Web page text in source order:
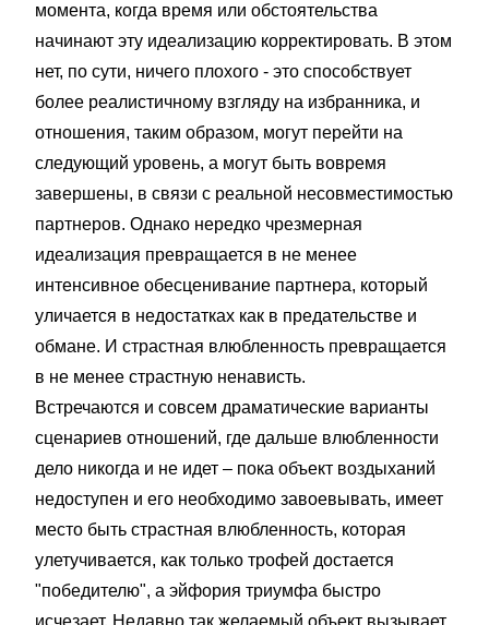
момента, когда время или обстоятельства
начинают эту идеализацию корректировать. В этом
нет, по сути, ничего плохого - это способствует
более реалистичному взгляду на избранника, и
отношения, таким образом, могут перейти на
следующий уровень, а могут быть вовремя
завершены, в связи с реальной несовместимостью
партнеров. Однако нередко чрезмерная
идеализация превращается в не менее
интенсивное обесценивание партнера, который
уличается в недостатках как в предательстве и
обмане. И страстная влюбленность превращается
в не менее страстную ненависть.
Встречаются и совсем драматические варианты
сценариев отношений, где дальше влюбленности
дело никогда и не идет – пока объект воздыханий
недоступен и его необходимо завоевывать, имеет
место быть страстная влюбленность, которая
улетучивается, как только трофей достается
"победителю", а эйфория триумфа быстро
исчезает. Недавно так желаемый объект вызывает